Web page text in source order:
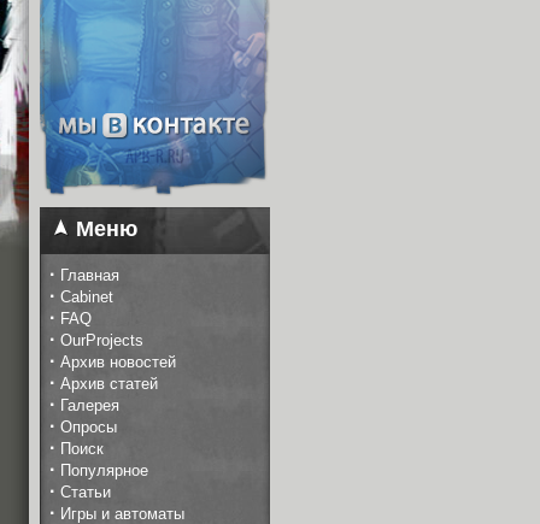
Меню
· Главная
· Cabinet
· FAQ
· OurProjects
· Архив новостей
· Архив статей
· Галерея
· Опросы
· Поиск
· Популярное
· Статьи
· Игры и автоматы